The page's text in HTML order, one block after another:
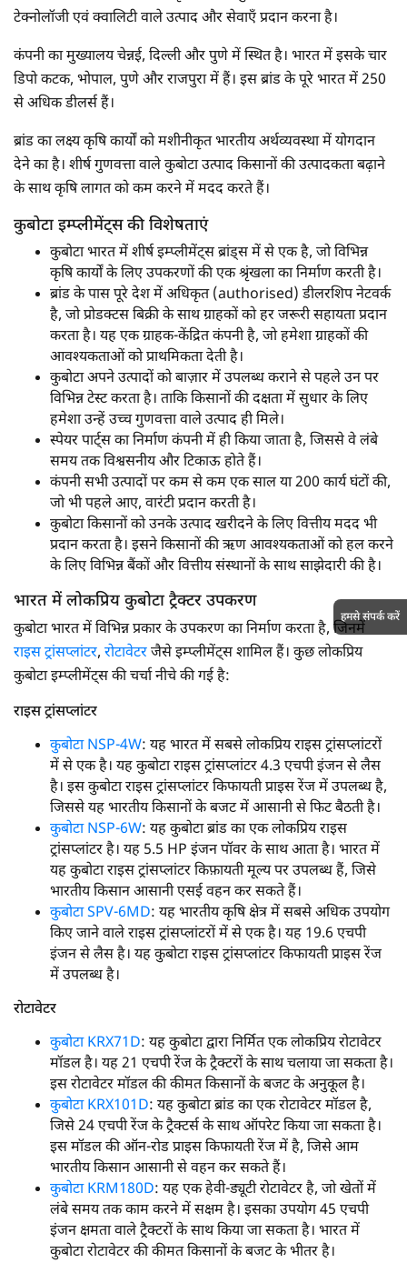
टेक्नोलॉजी एवं क्वालिटी वाले उत्पाद और सेवाएँ प्रदान करना है।
कंपनी का मुख्यालय चेन्नई, दिल्ली और पुणे में स्थित है। भारत में इसके चार
डिपो कटक, भोपाल, पुणे और राजपुरा में हैं। इस ब्रांड के पूरे भारत में 250
से अधिक डीलर्स हैं।
ब्रांड का लक्ष्य कृषि कार्यों को मशीनीकृत भारतीय अर्थव्यवस्था में योगदान
देने का है। शीर्ष गुणवत्ता वाले कुबोटा उत्पाद किसानों की उत्पादकता बढ़ाने
के साथ कृषि लागत को कम करने में मदद करते हैं।
कुबोटा इम्प्लीमेंट्स की विशेषताएं
कुबोटा भारत में शीर्ष इम्प्लीमेंट्स ब्रांड्स में से एक है, जो विभिन्न
कृषि कार्यों के लिए उपकरणों की एक श्रृंखला का निर्माण करती है।
ब्रांड के पास पूरे देश में अधिकृत (authorised) डीलरशिप नेटवर्क
है, जो प्रोडक्टस बिक्री के साथ ग्राहकों को हर जरूरी सहायता प्रदान
करता है। यह एक ग्राहक-केंद्रित कंपनी है, जो हमेशा ग्राहकों की
आवश्यकताओं को प्राथमिकता देती है।
कुबोटा अपने उत्पादों को बाज़ार में उपलब्ध कराने से पहले उन पर
विभिन्न टेस्ट करता है। ताकि किसानों की दक्षता में सुधार के लिए
हमेशा उन्हें उच्च गुणवत्ता वाले उत्पाद ही मिले।
स्पेयर पार्ट्स का निर्माण कंपनी में ही किया जाता है, जिससे वे लंबे
समय तक विश्वसनीय और टिकाऊ होते हैं।
कंपनी सभी उत्पादों पर कम से कम एक साल या 200 कार्य घंटों की,
जो भी पहले आए, वारंटी प्रदान करती है।
कुबोटा किसानों को उनके उत्पाद खरीदने के लिए वित्तीय मदद भी
प्रदान करता है। इसने किसानों की ऋण आवश्यकताओं को हल करने
के लिए विभिन्न बैंकों और वित्तीय संस्थानों के साथ साझेदारी की है।
भारत में लोकप्रिय कुबोटा ट्रैक्टर उपकरण
कुबोटा भारत में विभिन्न प्रकार के उपकरण का निर्माण करता है, जिनमें
राइस ट्रांसप्लांटर, रोटावेटरजैसे इम्प्लीमेंट्स शामिल हैं। कुछ लोकप्रिय
कुबोटा इम्प्लीमेंट्स की चर्चा नीचे की गई है:
राइस ट्रांसप्लांटर
कुबोटा NSP-4W: यह भारत में सबसे लोकप्रिय राइस ट्रांसप्लांटरों
में से एक है। यह कुबोटा राइस ट्रांसप्लांटर 4.3 एचपी इंजन से लैस
है। इस कुबोटा राइस ट्रांसप्लांटर किफायती प्राइस रेंज में उपलब्ध है,
जिससे यह भारतीय किसानों के बजट में आसानी से फिट बैठती है।
कुबोटा NSP-6W: यह कुबोटा ब्रांड का एक लोकप्रिय राइस
ट्रांसप्लांटर है। यह 5.5 HP इंजन पॉवर के साथ आता है। भारत में
यह कुबोटा राइस ट्रांसप्लांटर किफ़ायती मूल्य पर उपलब्ध हैं, जिसे
भारतीय किसान आसानी एसई वहन कर सकते हैं।
कुबोटा SPV-6MD: यह भारतीय कृषि क्षेत्र में सबसे अधिक उपयोग
किए जाने वाले राइस ट्रांसप्लांटरों में से एक है। यह 19.6 एचपी
इंजन से लैस है। यह कुबोटा राइस ट्रांसप्लांटर किफायती प्राइस रेंज
में उपलब्ध है।
रोटावेटर
कुबोटा KRX71D: यह कुबोटा द्वारा निर्मित एक लोकप्रिय रोटावेटर
मॉडल है। यह 21 एचपी रेंज के ट्रैक्टरों के साथ चलाया जा सकता है।
इस रोटावेटर मॉडल की कीमत किसानों के बजट के अनुकूल है।
कुबोटा KRX101D: यह कुबोटा ब्रांड का एक रोटावेटर मॉडल है,
जिसे 24 एचपी रेंज के ट्रैक्टर्स के साथ ऑपरेट किया जा सकता है।
इस मॉडल की ऑन-रोड प्राइस किफायती रेंज में है, जिसे आम
भारतीय किसान आसानी से वहन कर सकते हैं।
कुबोटा KRM180D: यह एक हेवी-ड्यूटी रोटावेटर है, जो खेतों में
लंबे समय तक काम करने में सक्षम है। इसका उपयोग 45 एचपी
इंजन क्षमता वाले ट्रैक्टरों के साथ किया जा सकता है। भारत में
कुबोटा रोटावेटर की कीमत किसानों के बजट के भीतर है।
हमसे संपर्क करें